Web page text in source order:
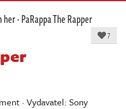
her·PaRappa The Rapper
7
· Vydavatel: Sony